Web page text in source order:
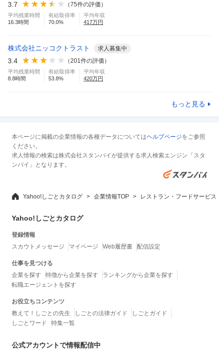
3.7 （75件の評価）
平均残業時間
16.3時間
有給取得率
70.0%
平均年収
417万円
株式会社ニッコクトラスト 求人募集中
3.4 （201 件の評価）
平均残業時間
8.8時間
有給取得率
53.8%
平均年収
420万円
もっと見る
本ページに掲載の企業情報の各種データについてはヘルプページをご参照
ください。
求人情報の検索は株式会社スタンバイが提供する求人検索エンジン「スタ
ンバイ」となります。
Yahoo!しごとカタログ 企業情報TOP レストラン・フードサービス
Yahoo!しごとカタログ
登録情報
スカウトメッセージ
マイページ Web履歴書 配信設定
仕事を見つける
企業を探す
特徴から企業を探す
ランキングから企業を探す
転職エージェントを探す
お役立ちコンテンツ
教えて！しごとの先生
しごとの法律ガイド
しごとガイド
しごとワード
特集一覧
公式アカウントで情報配信中